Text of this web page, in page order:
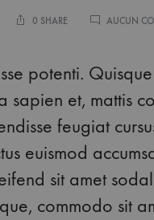
0 SHARE AUCUN
potenti. Quisque
sapien et, mattis
feugiat
euismod
sit amet
commodo sit